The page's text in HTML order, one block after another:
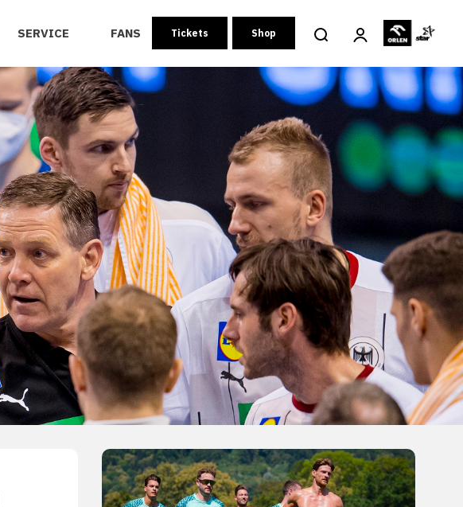
SERVICE FANS Tickets Shop